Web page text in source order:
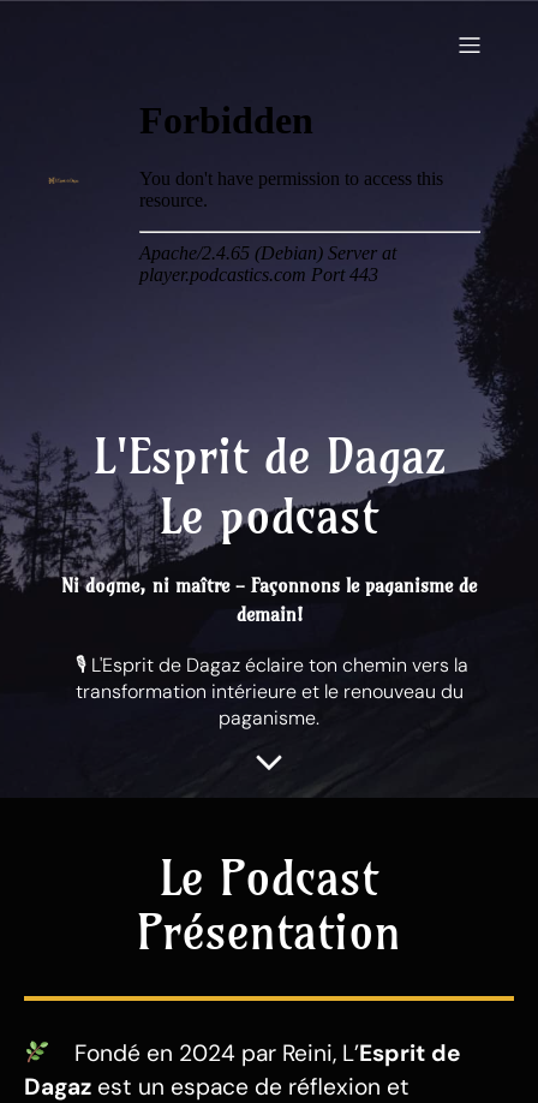
L'Esprit de Dagaz
Le podcast
Ni dogme, ni maître - Façonnons le paganisme de
demain!
​ 🎙 L'Esprit de Dagaz éclaire ton chemin vers la
transformation intérieure et le renouveau du
paganisme.
Le Podcast
Présentation
Fondé en 2024 par Reini, L’Esprit de
Dagaz est un espace de réflexion et